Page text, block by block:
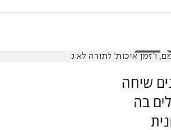
ו'זמן איכות' לתורה לא נ
שיחה
בה